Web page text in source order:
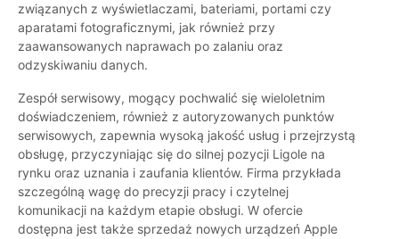
związanych z wyświetlaczami, bateriami, portami czy
aparatami fotograficznymi, jak również przy
zaawansowanych naprawach po zalaniu oraz
odzyskiwaniu danych.
Zespół serwisowy, mogący pochwalić się wieloletnim
doświadczeniem, również z autoryzowanych punktów
serwisowych, zapewnia wysoką jakość usług i przejrzystą
obsługę, przyczyniając się do silnej pozycji Ligole na
rynku oraz uznania i zaufania klientów. Firma przykłada
szczególną wagę do precyzji pracy i czytelnej
komunikacji na każdym etapie obsługi. W ofercie
dostępna jest także sprzedaż nowych urządzeń Apple